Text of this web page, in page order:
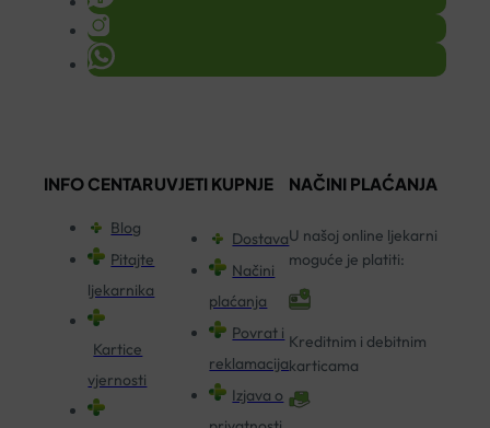
INFO CENTAR
Blog
Pitajte
ljekarnika
Kartice
vjernosti
UVJETI KUPNJE
Dostava
Načini
plaćanja
Povrat i
reklamacija
Izjava o
NAČINI PLAĆANJA
U našoj online ljekarni
moguće je platiti:
Kreditnim i debitnim
karticama